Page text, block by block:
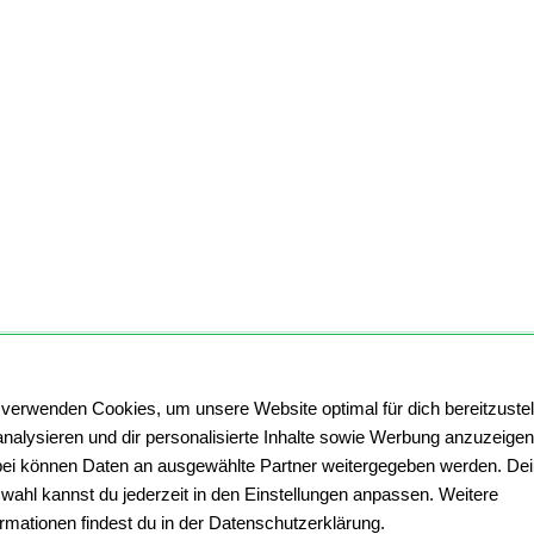
Cookies, um unsere Website optimal für dich
und dir personalisierte Inhalte sowie Werbung
können Daten an ausgewählte Partner weitergegeben werden.
kannst du jederzeit in den Einstellungen anpassen. Weitere
findest du in der Datenschutzerklärung.